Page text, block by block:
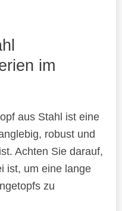
im
aus Stahl ist eine
robust und
Achten Sie darauf,
ist, um eine lange
zu